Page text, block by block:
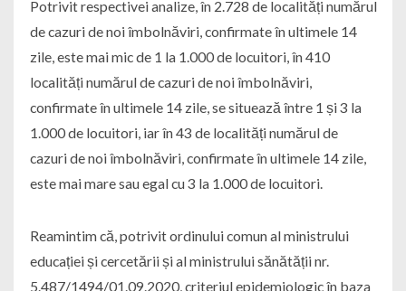
Potrivit respectivei analize, în 2.728 de localități numărul
de cazuri de noi îmbolnăviri, confirmate în ultimele 14
zile, este mai mic de 1 la 1.000 de locuitori, în 410
localități numărul de cazuri de noi îmbolnăviri,
confirmate în ultimele 14 zile, se situează între 1 și 3 la
1.000 de locuitori, iar în 43 de localități numărul de
cazuri de noi îmbolnăviri, confirmate în ultimele 14 zile,
este mai mare sau egal cu 3 la 1.000 de locuitori.
Reamintim că, potrivit ordinului comun al ministrului
educației și cercetării și al ministrului sănătății nr.
5.487/1494/01.09.2020, criteriul epidemiologic în baza